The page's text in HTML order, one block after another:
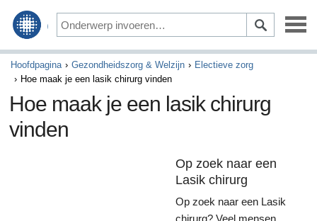
Alternatieve gezondheid
Gezondheidszorg & Welzijn
Bewegen & Voeding
Hoofdpagina Gezondheidszorg & Welzijn
Electieve zorg
Hoe maak je een lasik chirurg vinden
Hoe maak je een lasik chirurg
vinden
Op zoek naar een
Lasik chirurg
Op zoek naar een Lasik
chirurg? Veel mensen